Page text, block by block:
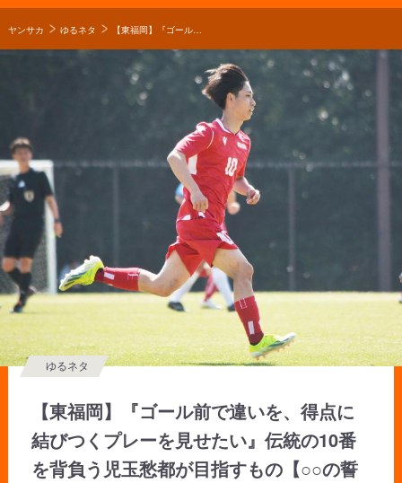
ヤンサカ ゆるネタ 【東福岡】『ゴール前で違いを、得点に結びつくプレーを見せたい』伝統の10番を背負う児玉愁都が目指すもの【○○の誓い】
【東福岡】『ゴール前で違いを、得点に
結びつくプレーを見せたい』伝統の10番
を背負う児玉愁都が目指すもの【○○の誓
ゆるネタ